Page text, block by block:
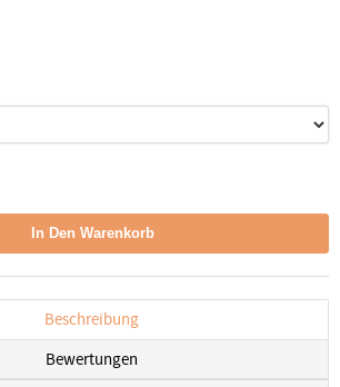
Beschreibung
Bewertungen